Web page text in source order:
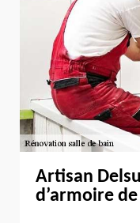
Artisan
d’armoire